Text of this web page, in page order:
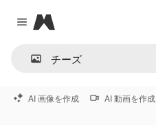
Close menu
Magnific
AI 画像を作成 AI 動画を作成